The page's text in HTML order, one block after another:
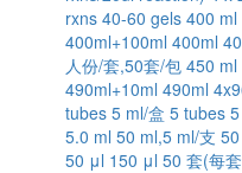
rxns 40-60 gels 400 ml
400ml+100ml 400ml
人份/套,50套/包 450 ml
490ml+10ml 490ml
tubes 5 ml/盒 5 tubes
5.0 ml 50 ml,5 ml/支
50 μl 150 μl 50 套(每